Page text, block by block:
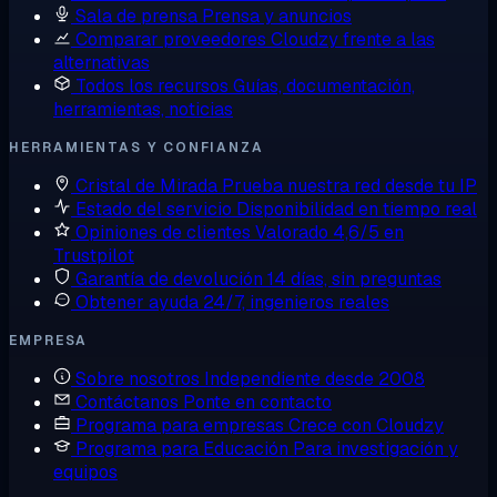
Sala de prensa Prensa y anuncios
Comparar proveedores Cloudzy frente a las
alternativas
Todos los recursos Guías, documentación,
herramientas, noticias
HERRAMIENTAS Y CONFIANZA
Cristal de Mirada Prueba nuestra red desde tu IP
Estado del servicio Disponibilidad en tiempo real
Opiniones de clientes Valorado 4,6/5 en
Trustpilot
Garantía de devolución 14 días, sin preguntas
Obtener ayuda 24/7, ingenieros reales
EMPRESA
Sobre nosotros Independiente desde 2008
Contáctanos Ponte en contacto
Programa para empresas Crece con Cloudzy
Programa para Educación Para investigación y
equipos